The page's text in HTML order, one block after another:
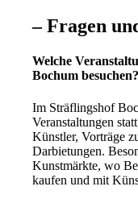
– Fragen
Welche
Bochum besuchen?
Im Sträflingshof
Veranstaltungen
Künstler, Vorträge
Darbietungen.
Kunstmärkte, wo
kaufen und mit